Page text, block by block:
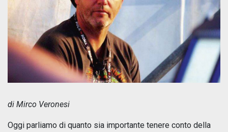
di Mirco Veronesi
Oggi parliamo di quanto sia importante tenere conto della